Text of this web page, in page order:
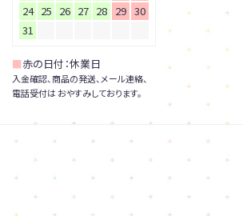
24 25 26 27 28 29 30
31
■赤の日付：休業日
入金確認、商品の発送、メール連絡、
電話受付は おやすみしております。